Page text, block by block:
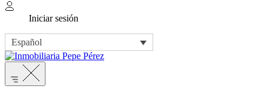
Iniciar sesión
Español